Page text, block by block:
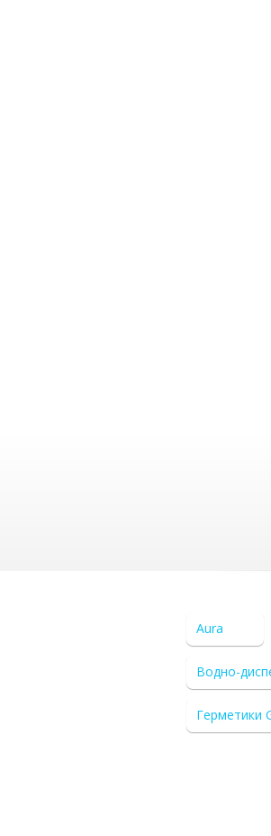
Aura
Водно-
Герметики